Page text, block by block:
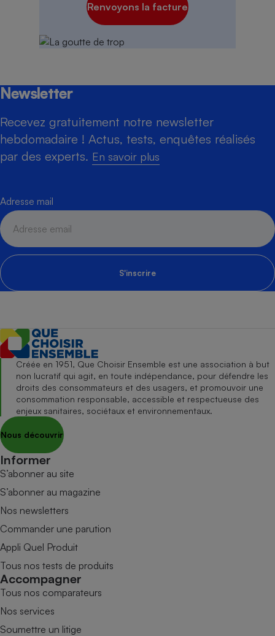
Renvoyons la facture
Newsletter
Recevez gratuitement notre newsletter
hebdomadaire ! Actus, tests, enquêtes réalisés
par des experts. En savoir plus
Adresse mail
S'inscrire
Créée en 1951, Que Choisir Ensemble est une association à but
non lucratif qui agit, en toute indépendance, pour défendre les
droits des consommateurs et des usagers, et promouvoir une
consommation responsable, accessible et respectueuse des
enjeux sanitaires, sociétaux et environnementaux.
Nous découvrir
Informer
S’abonner au site
S’abonner au magazine
Nos newsletters
Commander une parution
Appli Quel Produit
Tous nos tests de produits
Accompagner
Tous nos comparateurs
Nos services
Soumettre un litige